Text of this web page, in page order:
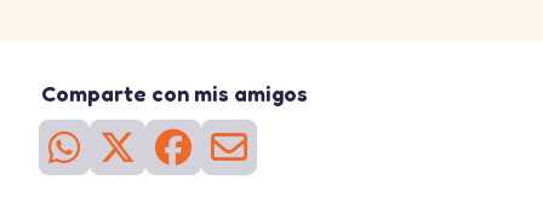
Comparte con mis amigos